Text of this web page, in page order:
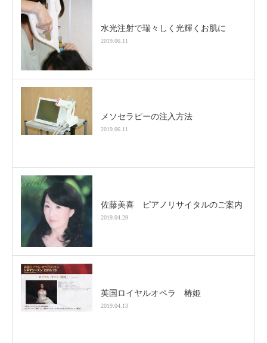
水光注射で瑞々しく光輝くお肌に
2019.06.11
メソセラピーの注入方法
2019.06.11
佐藤美喜 ピアノリサイタルのご案内
2019.04.29
英国ロイヤルオペラ 椿姫
2019.04.13